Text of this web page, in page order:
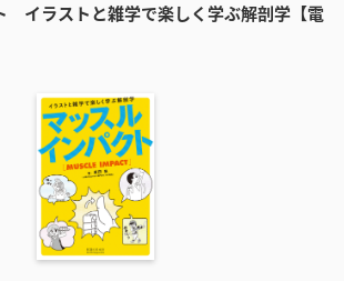
イラストと雑学で楽しく学ぶ解剖学【電